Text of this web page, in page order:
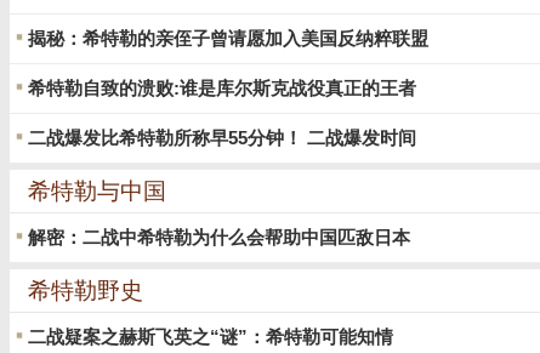
揭秘：希特勒的亲侄子曾请愿加入美国反纳粹联盟
希特勒自致的溃败:谁是库尔斯克战役真正的王者
二战爆发比希特勒所称早55分钟！ 二战爆发时间
希特勒与中国
解密：二战中希特勒为什么会帮助中国匹敌日本
希特勒野史
二战疑案之赫斯飞英之“谜”：希特勒可能知情